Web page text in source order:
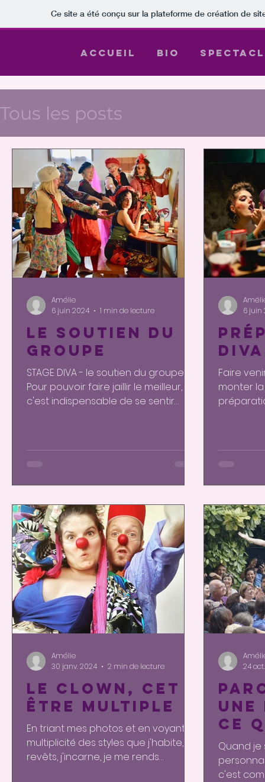
Ce site a été conçu sur la plateforme de création de
Accueil Bio
Tous les posts
Le soutien du
groupe
STAGE DIVA - le soutien du groupe
Pour pouvoir faire jaillir le meilleur,
c'est indispensable de se sentir
Amélie
6 juin 2024
1 min de lecture
Diva
Faire
monter
6 juin
Le clown, cet
être multiple
En triant mes photos et en voyant la
multiplicité des styles que j'habite, je
revêts, j'incarne, je me rends
Amélie
30 janv. 2024
2 min de lecture
ce
le
Quand je
c'est
24